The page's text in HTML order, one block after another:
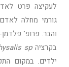
לעקיצה פרט
גורמי מחלה
בקרציהsp
ילדים. במקום